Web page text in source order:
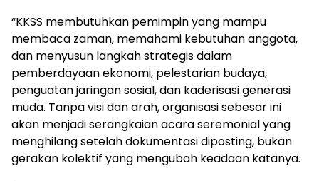
“KKSS membutuhkan pemimpin yang mampu
membaca zaman, memahami kebutuhan anggota,
dan menyusun langkah strategis dalam
pemberdayaan ekonomi, pelestarian budaya,
penguatan jaringan sosial, dan kaderisasi generasi
muda. Tanpa visi dan arah, organisasi sebesar ini
akan menjadi serangkaian acara seremonial yang
menghilang setelah dokumentasi diposting, bukan
gerakan kolektif yang mengubah keadaan katanya.